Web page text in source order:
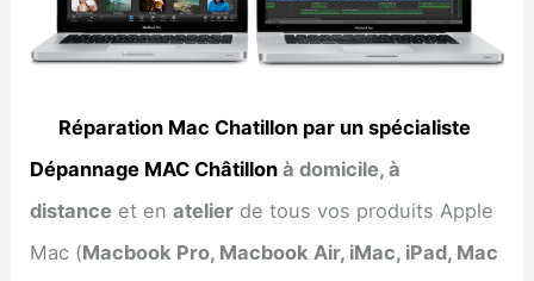
Réparation Mac Chatillon par un spécialiste
Dépannage MAC Châtillon à domicile, à
distance et enatelier de tous vos produits Apple
Mac (Macbook Pro, Macbook Air, iMac, iPad, Mac